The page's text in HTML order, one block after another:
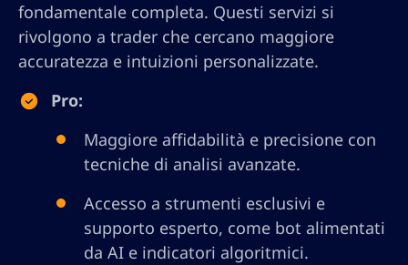
fondamentale completa. Questi servizi si
rivolgono a trader che cercano maggiore
accuratezza e intuizioni personalizzate.
Pro:
Maggiore affidabilità e precisione con
tecniche di analisi avanzate.
Accesso a strumenti esclusivi e
supporto esperto, come bot alimentati
da AI e indicatori algoritmici.